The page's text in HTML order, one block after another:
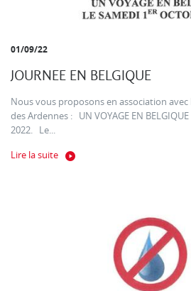
01/09/22
JOURNEE EN BELGIQUE
Nous vous proposons en association avec
des Ardennes : UN VOYAGE EN BELGIQUE
2022. Le...
Lire la suite